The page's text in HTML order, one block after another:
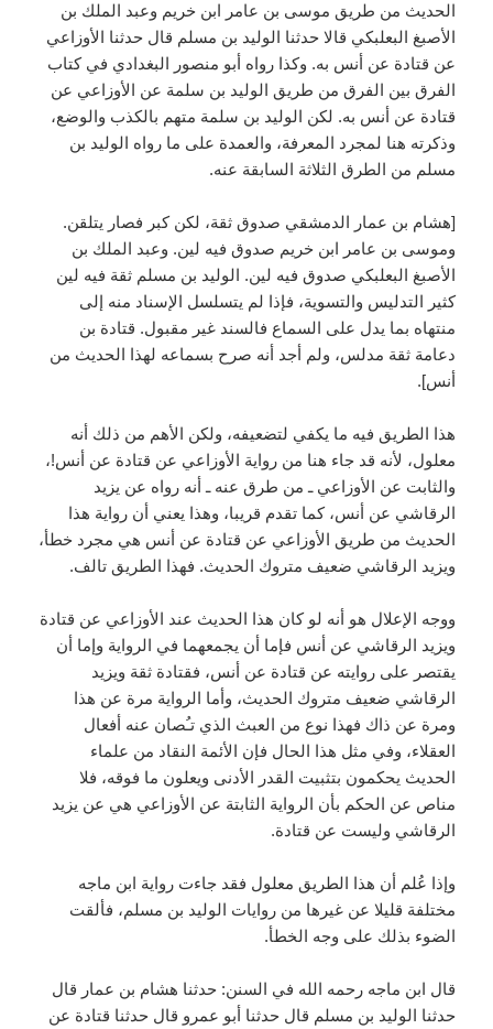
الحديث من طريق موسى بن عامر ابن خريم وعبد الملك بن
الأصبغ البعلبكي قالا حدثنا الوليد بن مسلم قال حدثنا الأوزاعي
عن قتادة عن أنس به. وكذا رواه أبو منصور البغدادي في كتاب
الفرق بين الفرق من طريق الوليد بن سلمة عن الأوزاعي عن
قتادة عن أنس به. لكن الوليد بن سلمة متهم بالكذب والوضع،
وذكرته هنا لمجرد المعرفة، والعمدة على ما رواه الوليد بن
مسلم من الطرق الثلاثة السابقة عنه.
[هشام بن عمار الدمشقي صدوق ثقة، لكن كبر فصار يتلقن.
وموسى بن عامر ابن خريم صدوق فيه لين. وعبد الملك بن
الأصبغ البعلبكي صدوق فيه لين. الوليد بن مسلم ثقة فيه لين
كثير التدليس والتسوية، فإذا لم يتسلسل الإسناد منه إلى
منتهاه بما يدل على السماع فالسند غير مقبول. قتادة بن
دعامة ثقة مدلس، ولم أجد أنه صرح بسماعه لهذا الحديث من
أنس].
هذا الطريق فيه ما يكفي لتضعيفه، ولكن الأهم من ذلك أنه
معلول، لأنه قد جاء هنا من رواية الأوزاعي عن قتادة عن أنس!،
والثابت عن الأوزاعي ـ من طرق عنه ـ أنه رواه عن يزيد
الرقاشي عن أنس، كما تقدم قريبا، وهذا يعني أن رواية هذا
الحديث من طريق الأوزاعي عن قتادة عن أنس هي مجرد خطأ،
ويزيد الرقاشي ضعيف متروك الحديث. فهذا الطريق تالف.
ووجه الإعلال هو أنه لو كان هذا الحديث عند الأوزاعي عن قتادة
ويزيد الرقاشي عن أنس فإما أن يجمعهما في الرواية وإما أن
يقتصر على روايته عن قتادة عن أنس، فقتادة ثقة ويزيد
الرقاشي ضعيف متروك الحديث، وأما الرواية مرة عن هذا
ومرة عن ذاك فهذا نوع من العبث الذي تـُصان عنه أفعال
العقلاء، وفي مثل هذا الحال فإن الأئمة النقاد من علماء
الحديث يحكمون بتثبيت القدر الأدنى ويعلون ما فوقه، فلا
مناص عن الحكم بأن الرواية الثابتة عن الأوزاعي هي عن يزيد
الرقاشي وليست عن قتادة.
وإذا عُلم أن هذا الطريق معلول فقد جاءت رواية ابن ماجه
مختلفة قليلا عن غيرها من روايات الوليد بن مسلم، فألقت
الضوء بذلك على وجه الخطأ.
قال ابن ماجه رحمه الله في السنن: حدثنا هشام بن عمار قال
حدثنا الوليد بن مسلم قال حدثنا أبو عمرو قال حدثنا قتادة عن